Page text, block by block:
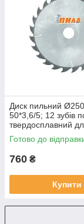
Диск пильний
50*3,6/5; 12 зубів
твердосплавний
поздовжнього
Готово до
760 ₴
Купити